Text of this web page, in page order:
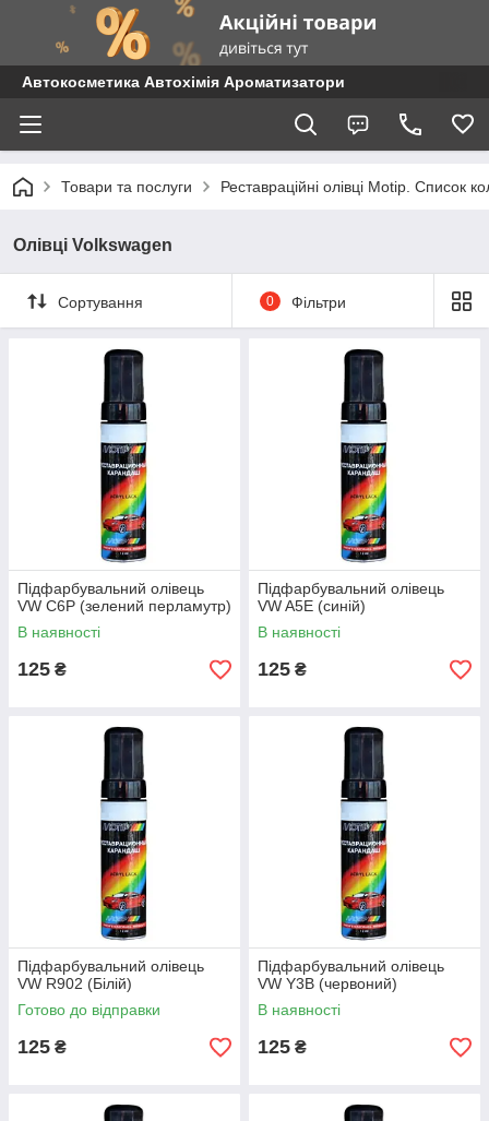
Автокосметика Автохімія Ароматизатори
Товари та послуги Реставраційні олівці Motip. Список
Олівці Volkswagen
Сортування 0 Фільтри
Підфарбувальний олівець
VW C6P (зелений перламутр)
В наявності
125 ₴
Підфарбувальний олівець
VW A5E (синій)
В наявності
125 ₴
Підфарбувальний олівець
VW R902 (Білій)
Готово до відправки
125 ₴
Підфарбувальний олівець
VW Y3B (червоний)
В наявності
125 ₴